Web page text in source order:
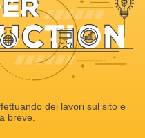
dei lavori sul sito e
breve.